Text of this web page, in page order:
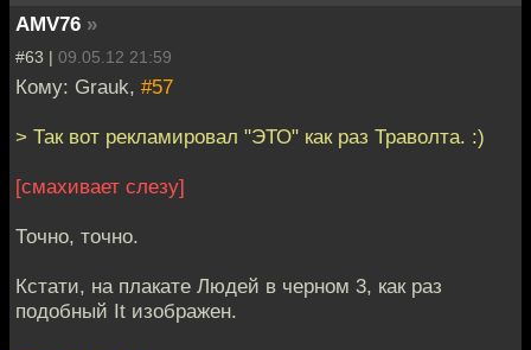
AMV76 »
#63 | 09.05.12 21:59
Кому: Grauk, #57
> Так вот рекламировал "ЭТО" как раз Траволта. :)
[смахивает слезу]
Точно, точно.
Кстати, на плакате Людей в черном 3, как раз
подобный It изображен.